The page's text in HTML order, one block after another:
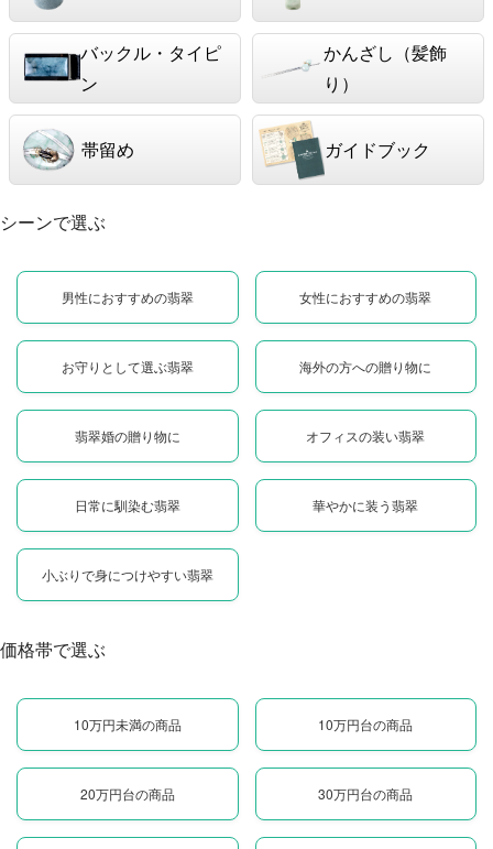
バックル・タイピ
ン
かんざし（髪飾
り）
帯留め ガイドブック
シーンで選ぶ
男性におすすめの翡翠 女性におすすめの翡翠
お守りとして選ぶ翡翠 海外の方への贈り物に
翡翠婚の贈り物に オフィスの装い翡翠
日常に馴染む翡翠 華やかに装う翡翠
小ぶりで身につけやすい翡翠
価格帯で選ぶ
10万円未満の商品 10万円台の商品
20万円台の商品 30万円台の商品